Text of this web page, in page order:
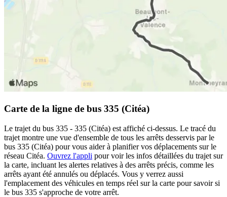
Carte de la ligne de bus 335 (Citéa)
Le trajet du bus 335 - 335 (Citéa) est affiché ci-dessus. Le tracé du
trajet montre une vue d'ensemble de tous les arrêts desservis par le
bus 335 (Citéa) pour vous aider à planifier vos déplacements sur le
réseau Citéa. Ouvrez l'appli pour voir les infos détaillées du trajet sur
la carte, incluant les alertes relatives à des arrêts précis, comme les
arrêts ayant été annulés ou déplacés. Vous y verrez aussi
l'emplacement des véhicules en temps réel sur la carte pour savoir si
le bus 335 s'approche de votre arrêt.